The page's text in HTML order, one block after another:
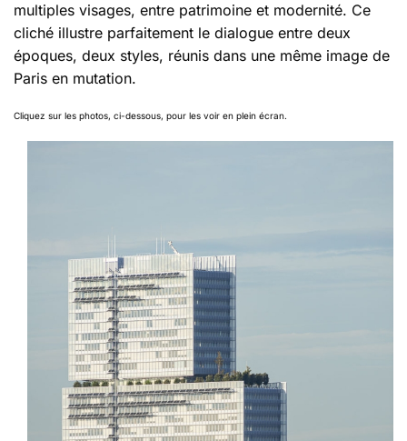
multiples visages, entre patrimoine et modernité. Ce
cliché illustre parfaitement le dialogue entre deux
époques, deux styles, réunis dans une même image de
Paris en mutation.
Cliquez sur les photos, ci-dessous, pour les voir en plein écran.